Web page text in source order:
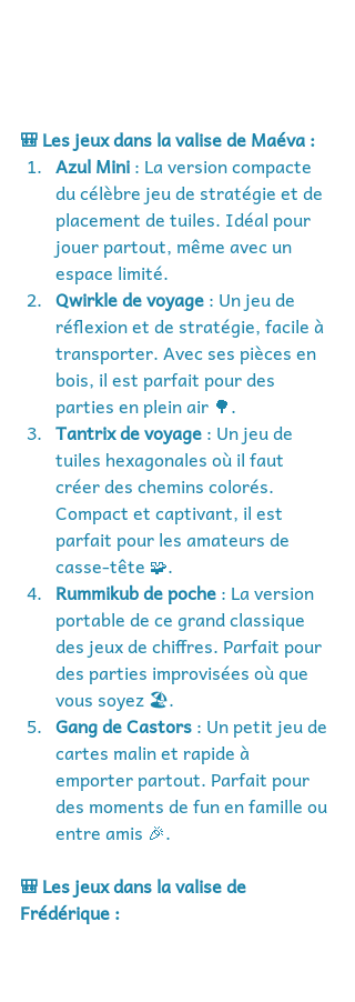
🎒 Les jeux dans la valise de Maéva :
Azul Mini : La version compacte
du célèbre jeu de stratégie et de
placement de tuiles. Idéal pour
jouer partout, même avec un
espace limité.
Qwirkle de voyage : Un jeu de
réflexion et de stratégie, facile à
transporter. Avec ses pièces en
bois, il est parfait pour des
parties en plein air 🌳.
Tantrix de voyage : Un jeu de
tuiles hexagonales où il faut
créer des chemins colorés.
Compact et captivant, il est
parfait pour les amateurs de
casse-tête 🧩.
Rummikub de poche : La version
portable de ce grand classique
des jeux de chiffres. Parfait pour
des parties improvisées où que
vous soyez 🏖️.
Gang de Castors : Un petit jeu de
cartes malin et rapide à
emporter partout. Parfait pour
des moments de fun en famille ou
entre amis 🎉.
🎒 Les jeux dans la valise de
Frédérique :